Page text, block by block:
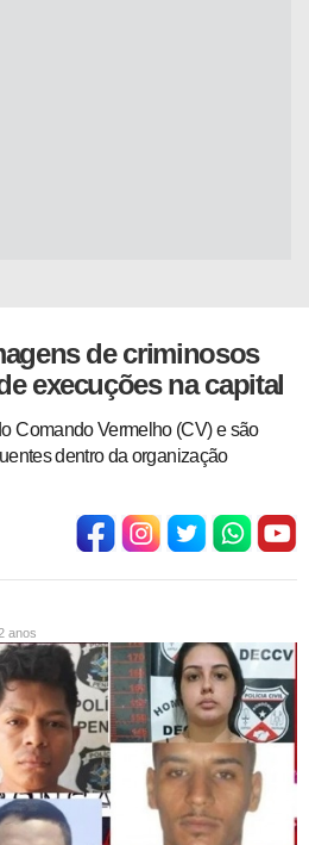
de criminosos
execuções na capital
Comando Vermelho (CV) e são
dentro da organização
anos